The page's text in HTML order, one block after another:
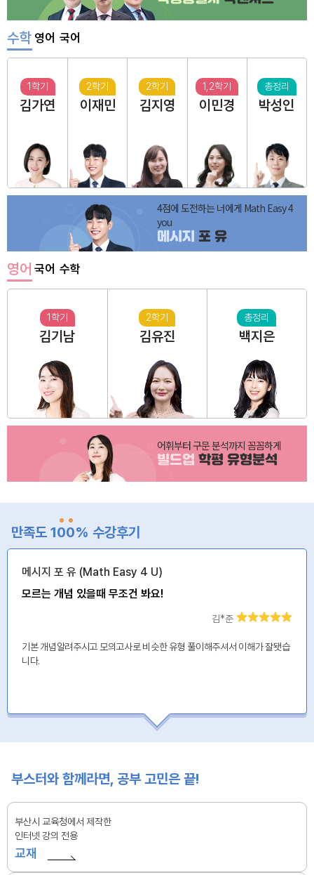
수학 영어 국어
1학기
김가연
2학기
이재민
2학기
김지영
1,2학기
이민경
총정리
박성인
4점에 도전하는 너에게 Math Easy 4
you
메시지 포 유
영어 국어 수학
1학기
김기남
2학기
김유진
총정리
백지은
어휘부터 구문 분석까지 꼼꼼하게
빌드업 학평 유형분석
만족도 100% 수강후기
메시지 포 유 (Math Easy 4 U)
모르는 개념 있을때 무조건 봐요!
김*준
기본 개념알려주시고 모의고사로 비슷한 유형 풀이해주셔서 이해가 잘됏습
니다.
부스터와 함께라면, 공부 고민은 끝!
부산시 교육청에서 제작한
인터넷 강의 전용
교재